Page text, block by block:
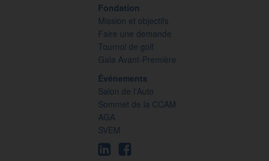
Fondation
Mission et objectifs
Faire une demande
Tournoi de golf
Gala Avant-Première
Événements
Salon de l'Auto
Sommet de la CCAM
AGA
SVEM